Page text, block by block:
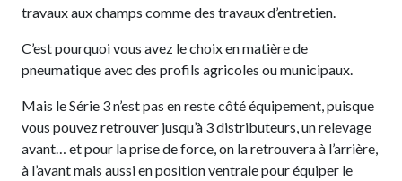
travaux aux champs comme des travaux d’entretien.
C’est pourquoi vous avez le choix en matière de
pneumatique avec des profils agricoles ou municipaux.
Mais le Série 3 n’est pas en reste côté équipement, puisque
vous pouvez retrouver jusqu’à 3 distributeurs, un relevage
avant… et pour la prise de force, on la retrouvera à l’arrière,
à l’avant mais aussi en position ventrale pour équiper le